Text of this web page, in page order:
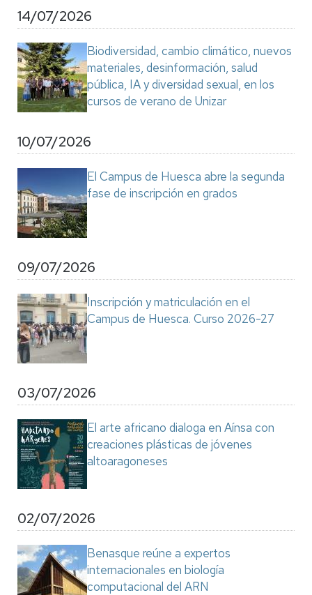
14/07/2026
Biodiversidad, cambio climático, nuevos
materiales, desinformación, salud
pública, IA y diversidad sexual, en los
cursos de verano de Unizar
10/07/2026
El Campus de Huesca abre la segunda
fase de inscripción en grados
09/07/2026
Inscripción y matriculación en el
Campus de Huesca. Curso 2026-27
03/07/2026
El arte africano dialoga en Aínsa con
creaciones plásticas de jóvenes
altoaragoneses
02/07/2026
Benasque reúne a expertos
internacionales en biología
computacional del ARN